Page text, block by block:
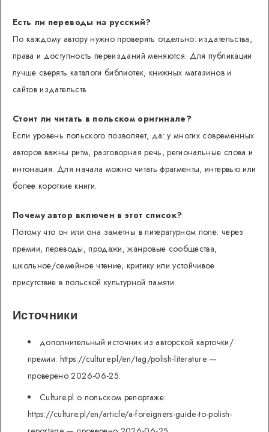
Есть ли переводы на русский?
По каждому автору нужно проверять отдельно: издательства,
права и доступность переизданий меняются. Для публикации
лучше сверять каталоги библиотек, книжных магазинов и
сайтов издательств.
Стоит ли читать в польском оригинале?
Если уровень польского позволяет, да: у многих современных
авторов важны ритм, разговорная речь, региональные слова и
интонация. Для начала можно читать фрагменты, интервью или
более короткие книги.
Почему автор включен в этот список?
Потому что он или она заметны в литературном поле: через
премии, переводы, продажи, жанровые сообщества,
школьное/семейное чтение, критику или устойчивое
присутствие в польской культурной памяти.
Источники
дополнительный источник из авторской карточки/
премии: https://culture.pl/en/tag/polish-literature —
проверено 2026-06-25.
Culture.pl о польском репортаже:
https://culture.pl/en/article/a-foreigners-guide-to-polish-